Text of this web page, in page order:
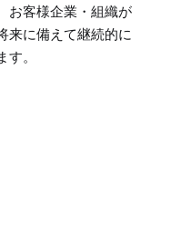
お客様企業・組織が
来に備えて継続的に
。